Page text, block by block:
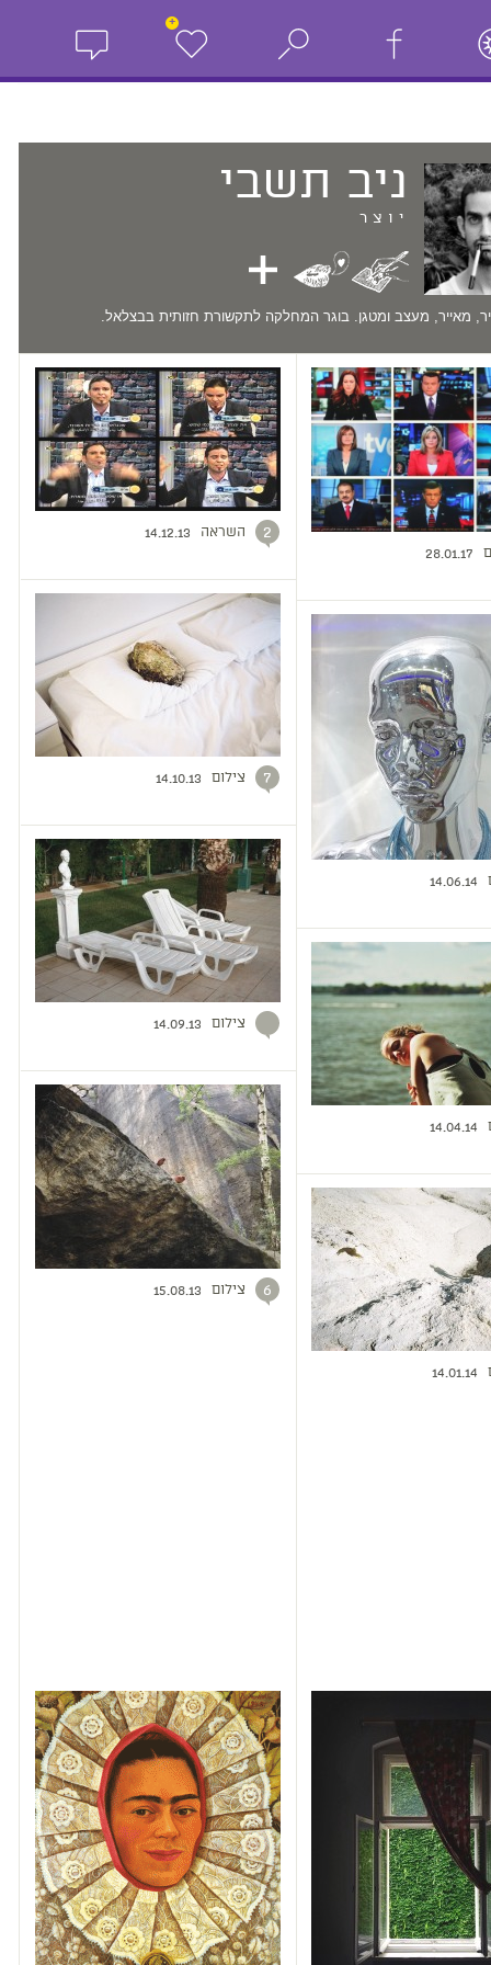
+
ניב תשבי
יוצר
מאייר, מעצב ומטגן. בוגר המחלקה לתקשורת חזותית בבצלאל.
28.01.17
14.06.14
14.04.14
14.01.14
2 השראה 14.12.13
7 צילום 14.10.13
צילום 14.09.13
6 צילום 15.08.13